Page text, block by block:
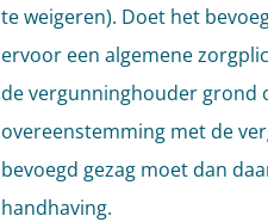
te weigeren). Doet het
ervoor een algemene
de vergunninghouder grond
overeenstemming met de
bevoegd gezag moet dan
handhaving.